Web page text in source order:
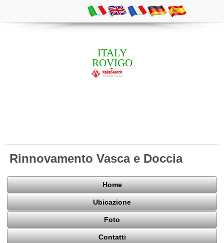
ITALY
ROVIGO
Rinnovamento Vasca e Doccia
Home
Ubicazione
Foto
Contatti